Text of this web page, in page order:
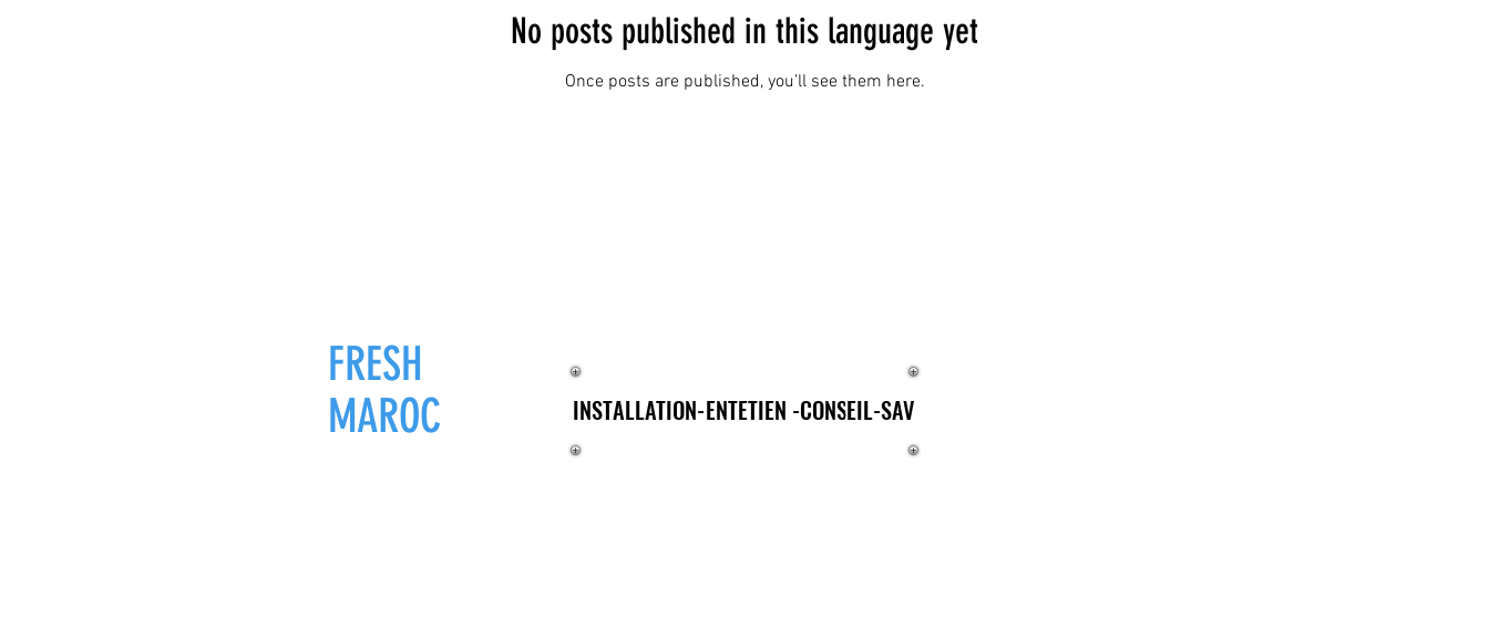
No posts published in this language yet
Once posts are published, you’ll see them here.
FRESH
MAROC
INSTALLATION-ENTETIEN -CONSEIL-SAV
INSTALLATION-ENTETIEN -CONSEIL-SAV